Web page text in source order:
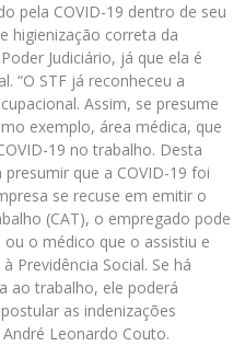
pela COVID-19 dentro de seu
higienização correta da
Judiciário, já que ela é
“O STF já reconheceu a
Assim, se presume
exemplo, área médica, que
19 no trabalho. Desta
que a COVID-19 foi
se recuse em emitir o
(CAT), o empregado pode
o médico que o assistiu e
Previdência Social. Se há
ao trabalho, ele poderá
as indenizações
Leonardo Couto.